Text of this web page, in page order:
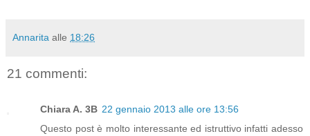
Annarita alle 18:26
21 commenti:
Chiara A. 3B 22 gennaio 2013 alle ore 13:56
Questo post è molto interessante ed istruttivo infatti adesso